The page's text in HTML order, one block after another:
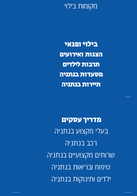
מקומות בילוי
בילוי ופנאי
הצגות ואירועים
תרבות לילדים
מסעדות בנתניה
תיירות בנתניה
...
מדריך עסקים
בעלי מקצוע בנתניה
רכב בנתניה
שרותים מקצועיים בנתניה
טיפוח ובריאות בנתניה
ילדים ותינוקות בנתניה
...
...